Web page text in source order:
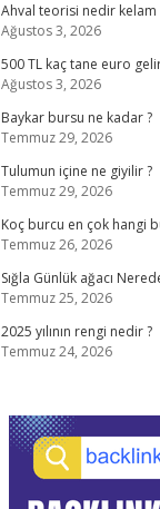
Ahval teorisi nedir kelam
Ağustos 3, 2026
500 TL kaç tane euro
Ağustos 3, 2026
Baykar bursu ne kadar ?
Temmuz 29, 2026
Tulumun içine ne giyilir ?
Temmuz 29, 2026
Koç burcu en çok hangi
Temmuz 26, 2026
Sığla Günlük ağacı
Temmuz 25, 2026
2025 yılının rengi nedir ?
Temmuz 24, 2026